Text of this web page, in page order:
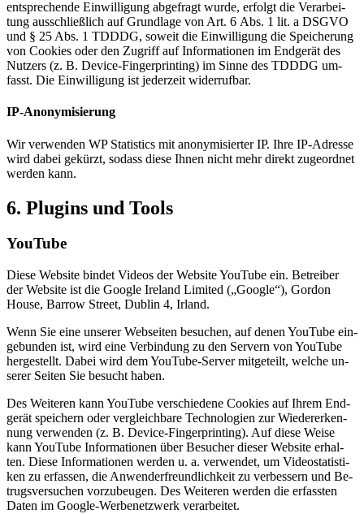
ent­spre­chen­de Ein­wil­li­gung ab­ge­fragt wur­de, er­folgt die Ver­ar­bei­
tung aus­schließ­lich auf Grund­la­ge von Art. 6 Abs. 1 lit. a DSGVO
und § 25 Abs. 1 TDDDG, so­weit die Ein­wil­li­gung die Spei­che­rung
von Coo­kies oder den Zu­griff auf In­for­ma­tio­nen im End­ge­rät des
Nut­zers (z. B. De­vice-Fin­ger­prin­ting) im Sin­ne des TDDDG um­
fasst. Die Ein­wil­li­gung ist je­der­zeit wi­der­ruf­bar.
IP-An­ony­mi­sie­rung
Wir ver­wen­den WP Sta­tis­tics mit an­ony­mi­sier­ter IP. Ihre IP-Adres­se
wird da­bei ge­kürzt, so­dass die­se Ih­nen nicht mehr di­rekt zu­ge­ord­net
wer­den kann.
6. Plug­ins und Tools
You­Tube
Die­se Web­site bin­det Vi­de­os der Web­site You­Tube ein. Be­trei­ber
der Web­site ist die Goog­le Ire­land Li­mi­t­ed („Goog­le“), Gor­don
House, Bar­row Street, Dub­lin 4, Ir­land.
Wenn Sie eine un­se­rer Web­sei­ten be­su­chen, auf de­nen You­Tube ein­
ge­bun­den ist, wird eine Ver­bin­dung zu den Ser­vern von You­Tube
her­ge­stellt. Da­bei wird dem You­Tube-Ser­ver mit­ge­teilt, wel­che un­
se­rer Sei­ten Sie be­sucht ha­ben.
Des Wei­te­ren kann You­Tube ver­schie­de­ne Coo­kies auf Ih­rem End­
ge­rät spei­chern oder ver­gleich­ba­re Tech­no­lo­gien zur Wie­der­erken­
nung ver­wen­den (z. B. De­vice-Fin­ger­prin­ting). Auf die­se Wei­se
kann You­Tube In­for­ma­tio­nen über Be­su­cher die­ser Web­site er­hal­
ten. Die­se In­for­ma­tio­nen wer­den u. a. ver­wen­det, um Vi­deo­sta­tis­ti­
ken zu er­fas­sen, die An­wen­der­freund­lich­keit zu ver­bes­sern und Be­
trugs­ver­su­chen vor­zu­beu­gen. Des Wei­te­ren wer­den die er­fass­ten
Da­ten im Goog­le-Wer­be­netz­werk ver­ar­bei­tet.